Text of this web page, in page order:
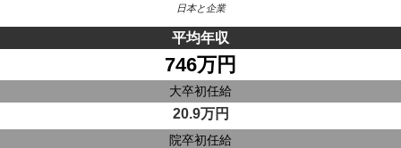
日本と企業
平均年収
746万円
大卒初任給
20.9万円
院卒初任給